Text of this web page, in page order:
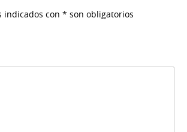
indicados con * son obligatorios